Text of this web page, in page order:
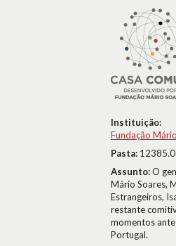
Instituição:
Fundação
Pasta:
Assunto:O
Mário Soares,
Estrangeiros,
restante
momentos
Portugal.